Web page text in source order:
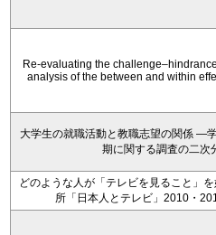
Re-evaluating the
analysis of the between and within
大学生の就職活動と教職志望の関係 —
期に関する調査の二
どのような人が「テレビを見ること」
所「日本人とテレビ」2010・